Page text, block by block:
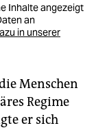
Inhalte angezeigt
an
in unserer
Menschen
Regime
er sich